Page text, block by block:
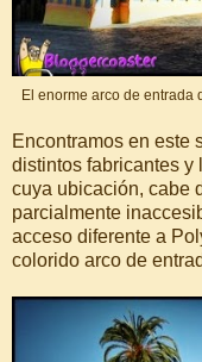
El enorme arco de entrada
Encontramos en este
distintos fabricantes y
cuya ubicación, cabe
parcialmente
acceso diferente a
colorido arco de